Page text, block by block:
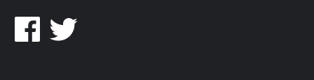
FacebookTwitter